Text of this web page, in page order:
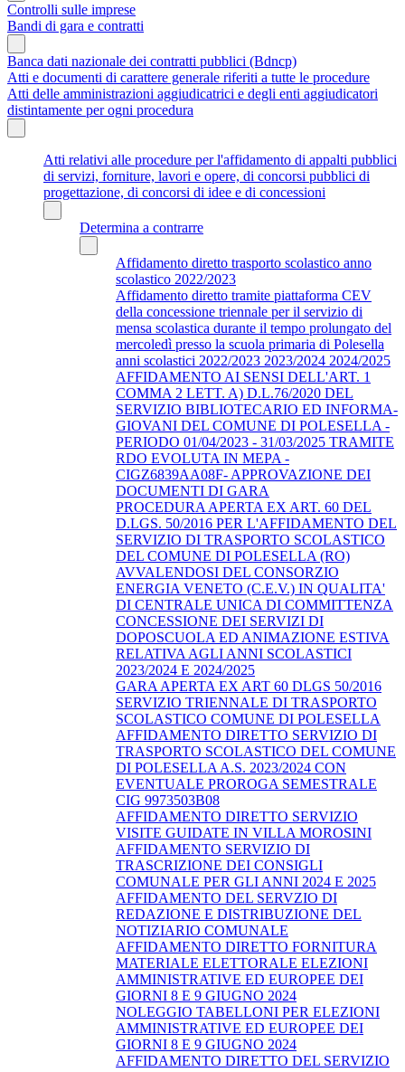
Controlli sulle imprese
Bandi di gara e contratti
Banca dati nazionale dei contratti pubblici (Bdncp)
Atti e documenti di carattere generale riferiti a tutte le procedure
Atti delle amministrazioni aggiudicatrici e degli enti aggiudicatori
distintamente per ogni procedura
Atti relativi alle procedure per l'affidamento di appalti pubblici
di servizi, forniture, lavori e opere, di concorsi pubblici di
progettazione, di concorsi di idee e di concessioni
Determina a contrarre
Affidamento diretto trasporto scolastico anno
scolastico 2022/2023
Affidamento diretto tramite piattaforma CEV
della concessione triennale per il servizio di
mensa scolastica durante il tempo prolungato del
mercoledì presso la scuola primaria di Polesella
anni scolastici 2022/2023 2023/2024 2024/2025
AFFIDAMENTO AI SENSI DELL'ART. 1
COMMA 2 LETT. A) D.L.76/2020 DEL
SERVIZIO BIBLIOTECARIO ED INFORMA-
GIOVANI DEL COMUNE DI POLESELLA -
PERIODO 01/04/2023 - 31/03/2025 TRAMITE
RDO EVOLUTA IN MEPA -
CIGZ6839AA08F- APPROVAZIONE DEI
DOCUMENTI DI GARA
PROCEDURA APERTA EX ART. 60 DEL
D.LGS. 50/2016 PER L'AFFIDAMENTO DEL
SERVIZIO DI TRASPORTO SCOLASTICO
DEL COMUNE DI POLESELLA (RO)
AVVALENDOSI DEL CONSORZIO
ENERGIA VENETO (C.E.V.) IN QUALITA'
DI CENTRALE UNICA DI COMMITTENZA
CONCESSIONE DEI SERVIZI DI
DOPOSCUOLA ED ANIMAZIONE ESTIVA
RELATIVA AGLI ANNI SCOLASTICI
2023/2024 E 2024/2025
GARA APERTA EX ART 60 DLGS 50/2016
SERVIZIO TRIENNALE DI TRASPORTO
SCOLASTICO COMUNE DI POLESELLA
AFFIDAMENTO DIRETTO SERVIZIO DI
TRASPORTO SCOLASTICO DEL COMUNE
DI POLESELLA A.S. 2023/2024 CON
EVENTUALE PROROGA SEMESTRALE
CIG 9973503B08
AFFIDAMENTO DIRETTO SERVIZIO
VISITE GUIDATE IN VILLA MOROSINI
AFFIDAMENTO SERVIZIO DI
TRASCRIZIONE DEI CONSIGLI
COMUNALE PER GLI ANNI 2024 E 2025
AFFIDAMENTO DEL SERVZIO DI
REDAZIONE E DISTRIBUZIONE DEL
NOTIZIARIO COMUNALE
AFFIDAMENTO DIRETTO FORNITURA
MATERIALE ELETTORALE ELEZIONI
AMMINISTRATIVE ED EUROPEE DEI
GIORNI 8 E 9 GIUGNO 2024
NOLEGGIO TABELLONI PER ELEZIONI
AMMINISTRATIVE ED EUROPEE DEI
GIORNI 8 E 9 GIUGNO 2024
AFFIDAMENTO DIRETTO DEL SERVIZIO